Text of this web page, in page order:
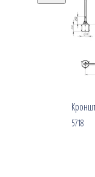
5718